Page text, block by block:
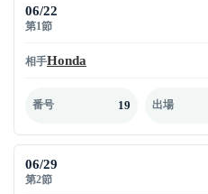
06/22
第1節
相手Honda
番号 19 出場
06/29
第2節